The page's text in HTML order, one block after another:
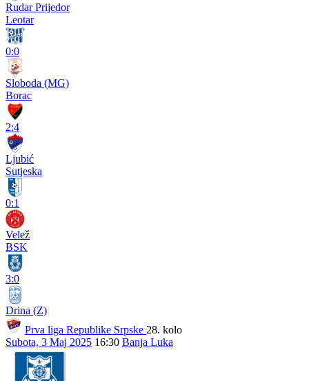
Rudar Prijedor
Leotar
0:0
Sloboda (MG)
Borac
2:4
Ljubić
Sutjeska
0:1
Velež
BSK
3:0
Drina (Z)
Prva liga Republike Srpske 28. kolo
Subota, 3 Maj 2025 16:30 Banja Luka